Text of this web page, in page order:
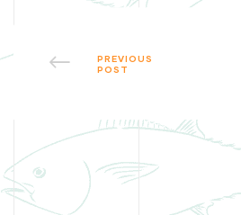
PREVIOUS
POST